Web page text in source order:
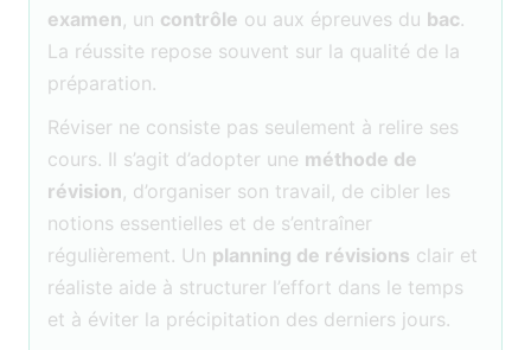
examen, un contrôle ou aux épreuves du bac.
La réussite repose souvent sur la qualité de la
préparation.
Réviser ne consiste pas seulement à relire ses
cours. Il s’agit d’adopter une méthode de
révision, d’organiser son travail, de cibler les
notions essentielles et de s’entraîner
régulièrement. Un planning de révisions clair et
réaliste aide à structurer l’effort dans le temps
et à éviter la précipitation des derniers jours.